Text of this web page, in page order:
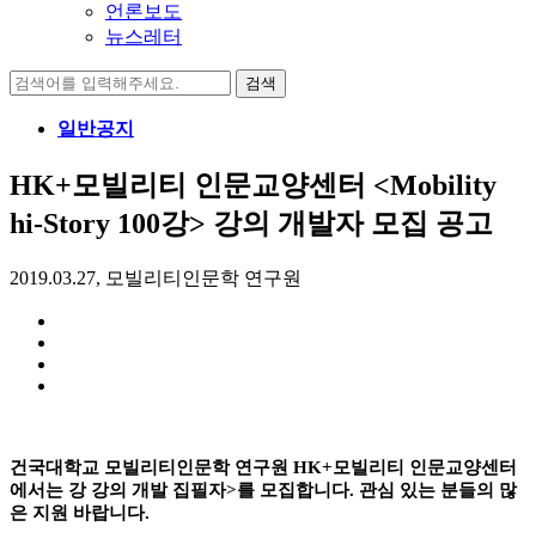
언론보도
뉴스레터
검
일반공지
HK+모빌리티 인문교양센터 <Mobility
hi-Story 100강> 강의 개발자 모집 공고
2019.03.27, 모빌리티인문학 연구원
건국대학교 모빌리티인문학 연구원 HK+모빌리티 인문교양센터
에서는 강 강의 개발 집필자>를 모집합니다. 관심 있는 분들의 많
은 지원 바랍니다.